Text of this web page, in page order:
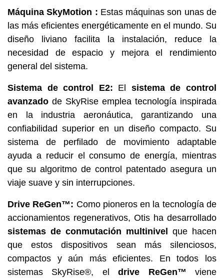
Máquina SkyMotion : Estas máquinas son unas de
las más eficientes energéticamente en el mundo. Su
diseño liviano facilita la instalación, reduce la
necesidad de espacio y mejora el rendimiento
general del sistema.
Sistema de control E2: El sistema de control
avanzado de SkyRise emplea tecnología inspirada
en la industria aeronáutica, garantizando una
confiabilidad superior en un diseño compacto. Su
sistema de perfilado de movimiento adaptable
ayuda a reducir el consumo de energía, mientras
que su algoritmo de control patentado asegura un
viaje suave y sin interrupciones.
Drive ReGen™: Como pioneros en la tecnología de
accionamientos regenerativos, Otis ha desarrollado
sistemas de conmutación multinivel que hacen
que estos dispositivos sean más silenciosos,
compactos y aún más eficientes. En todos los
sistemas SkyRise®, eldrive ReGen™ viene